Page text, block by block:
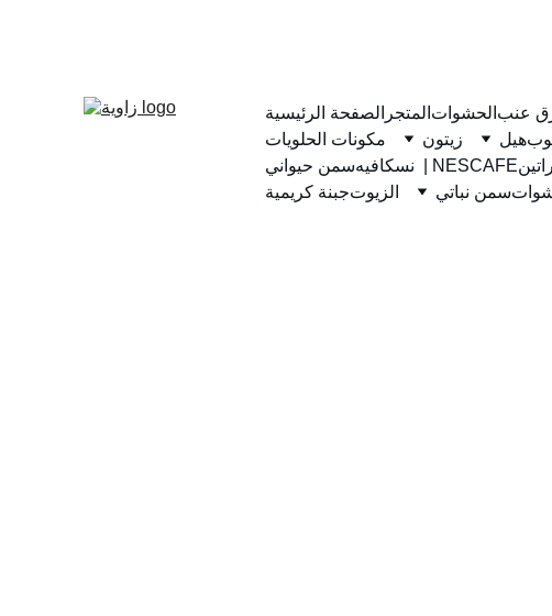
الصفحة الرئيسية المتجر الحشوات عنب
مكونات الحلويات
زيتون هيل
سمن حيواني
نسكافيه  | NESCAFE
جبنة كريميةالزيوت سمن نباتي